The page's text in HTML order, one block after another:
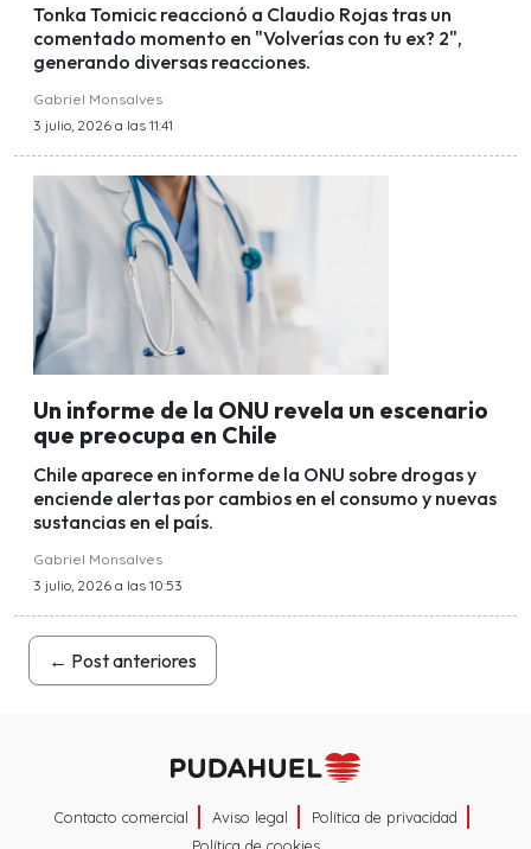
Tonka Tomicic reaccionó a Claudio Rojas tras un
comentado momento en "Volverías con tu ex? 2",
generando diversas reacciones.
Gabriel Monsalves
3 julio, 2026 a las 11:41
Un informe de la ONU revela un escenario
que preocupa en Chile
Chile aparece en informe de la ONU sobre drogas y
enciende alertas por cambios en el consumo y nuevas
sustancias en el país.
Gabriel Monsalves
3 julio, 2026 a las 10:53
← Post anteriores
Contacto comercial Aviso legal
Política de privacidad